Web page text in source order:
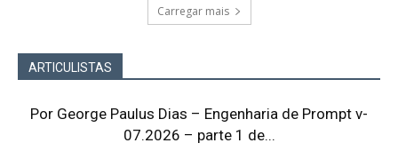
Carregar mais
ARTICULISTAS
Por George Paulus Dias – Engenharia de Prompt v-
07.2026 – parte 1 de...